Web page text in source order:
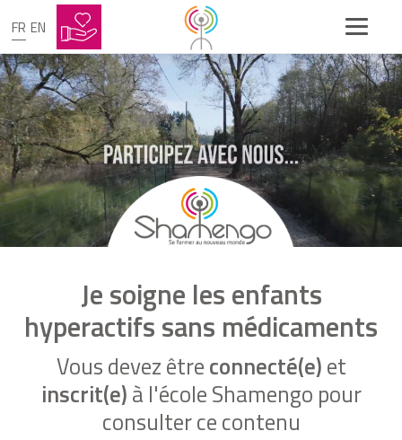
FR EN
Je soigne les enfants
hyperactifs sans médicaments
Vous devez êtreconnecté(e)et
inscrit(e)à l'école Shamengo pour
consulter ce contenu